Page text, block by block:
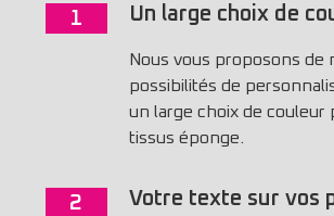
1 Un large choix de
Nous vous proposons de
possibilités de
un large choix de couleur
tissus éponge.
2 Votre texte sur vos